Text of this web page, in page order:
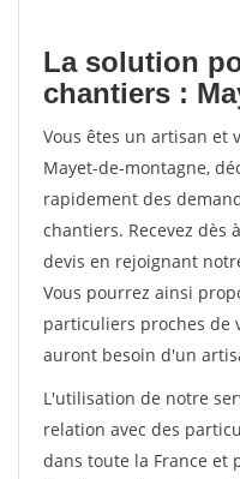
La solution
chantiers :
Vous êtes un artisan et
Mayet-de-montagne,
rapidement des
chantiers. Recevez dès
devis en rejoignant
Vous pourrez ainsi
particuliers proches de
auront besoin d'un
L'utilisation de notre
relation avec des
dans toute la France et